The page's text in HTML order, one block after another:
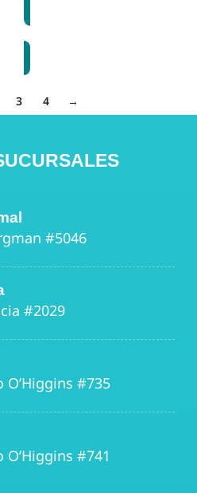
3 4 →
#5046
#2029
O’Higgins #735
#741